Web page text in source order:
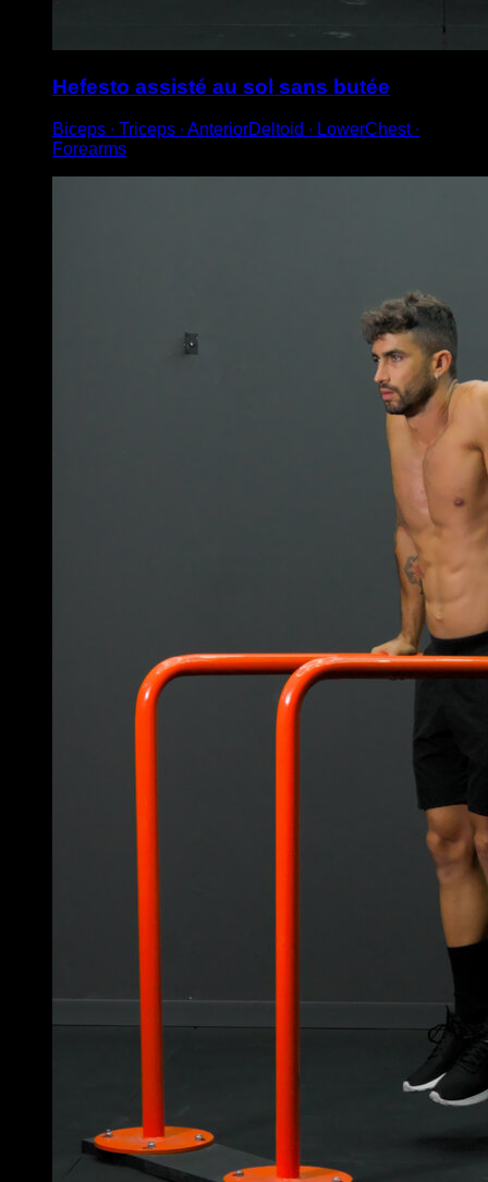
Hefesto assisté au sol sans butée
Biceps ∙ Triceps ∙ AnteriorDeltoid ∙ LowerChest ∙
Forearms